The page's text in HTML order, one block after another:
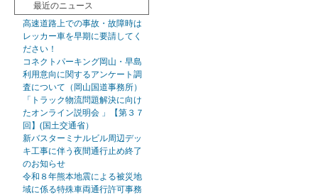
最近のニュース
高速道路上での事故・故障時は
レッカー車を早期に要請してく
ださい！
コネクトパーキング岡山・早島
利用意向に関するアンケート調
査について（岡山国道事務所）
「トラック物流問題解決に向け
たオンライン説明会 」【第３７
回】(国土交通省）
新バスターミナルビル周辺デッ
キ工事に伴う夜間通行止め終了
のお知らせ
令和８年熊本地震による被災地
域に係る特殊車両通行許可事務